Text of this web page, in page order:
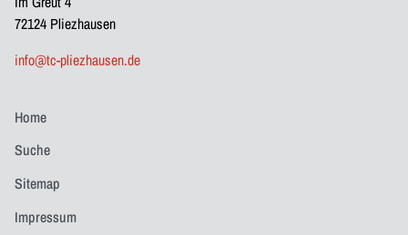
72124 Pliezhausen
info@tc-pliezhausen.de
Home
Suche
Sitemap
Impressum